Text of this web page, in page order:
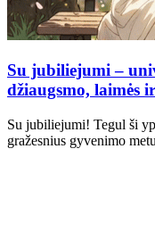
Su jubiliejumi –
džiaugsmo, laimės
Su jubiliejumi! Tegul ši
gražesnius gyvenimo